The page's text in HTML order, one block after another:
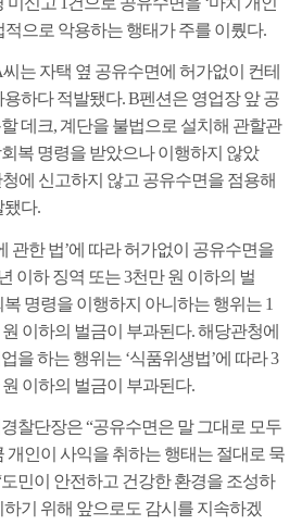
적으로 악용하는 행태가 주를 이뤘다.
씨는 자택 옆 공유수면에 허가없이 컨테
용하다 적발됐다. B펜션은 영업장 앞 공
데크, 계단을 불법으로 설치해 관할관
복 명령을 받았으나 이행하지 않았
에 신고하지 않고 공유수면을 점용해
됐다.
관한 법’에 따라 허가없이 공유수면을
이하 징역 또는3천만 원 이하의 벌
복 명령을 이행하지 아니하는 행위는 1
이하의 벌금이 부과된다.해당관청에
을 하는 행위 는 ‘식품위생법’에 따라3
이하의 벌금이 부과된다.
찰단장은“공유수면은 말 그대로 모두
개인이 사익을 취하는 행태는 절대로 묵
도민이 안전하고 건강한 환경을 조성하
기 위해 앞으로도 감시를 지속하겠